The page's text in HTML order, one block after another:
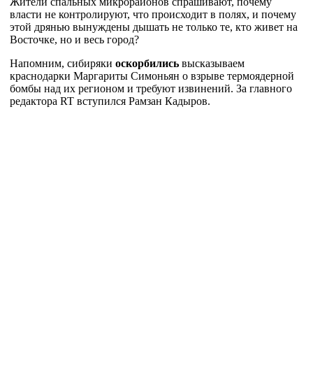
власти не контролируют, что происходит в полях, и почему
этой дрянью вынуждены дышать не только те, кто живет на
Восточке, но и весь город?
Напомним, сибиряки оскорбились высказываем
краснодарки Маргариты Симоньян о взрыве термоядерной
бомбы над их регионом и требуют извинений. За главного
редактора RT вступился Рамзан Кадыров.